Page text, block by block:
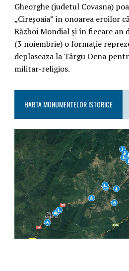
Gheorghe (judetul Covasna)
„Cireșoaia” în onoarea eroilor
Război Mondial și în fiecare an
(3 noiembrie) o formație
deplaseaza la Târgu Ocna
militar-religios.
HARTA MONUMENTELOR ISTORICE